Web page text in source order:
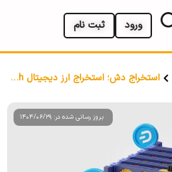
ثبت نام ورود
استخراج دش؛ استخراج ارز دیجیتال Dash با روش های مختلف
بروز رسانی شده در: 1404/06/29